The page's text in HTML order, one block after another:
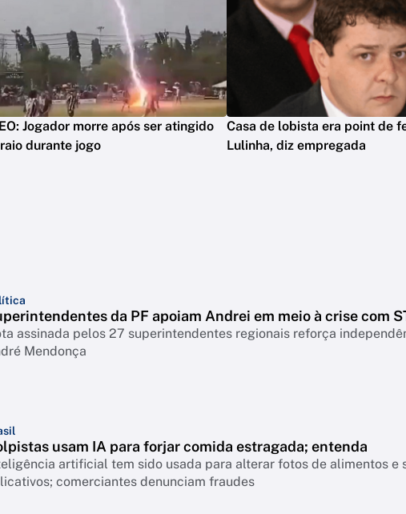
Jogador morre após ser atingido
durante jogo
Casa de lobista era point de
Lulinha, diz empregada
da PF apoiam Andrei em meio à crise com
assinada pelos 27 superintendentes regionais reforça
Mendonça
usam IA para forjar comida estragada; entenda
artificial tem sido usada para alterar fotos de alimentos
comerciantes denunciam fraudes